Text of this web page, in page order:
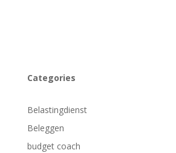
Categories
Belastingdienst
Beleggen
budget coach